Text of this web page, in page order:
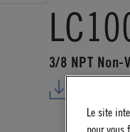
3/8 NPT Non-
Le site
pour vous